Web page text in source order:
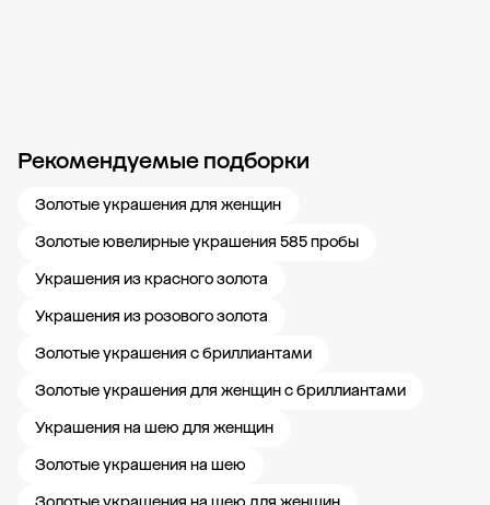
Рекомендуемые подборки
Золотые украшения для женщин
Золотые ювелирные украшения 585 пробы
Украшения из красного золота
Украшения из розового золота
Золотые украшения с бриллиантами
Золотые украшения для женщин с бриллиантами
Украшения на шею для женщин
Золотые украшения на шею
Новости компании Журнал ЗОЛОТОЙ Блог